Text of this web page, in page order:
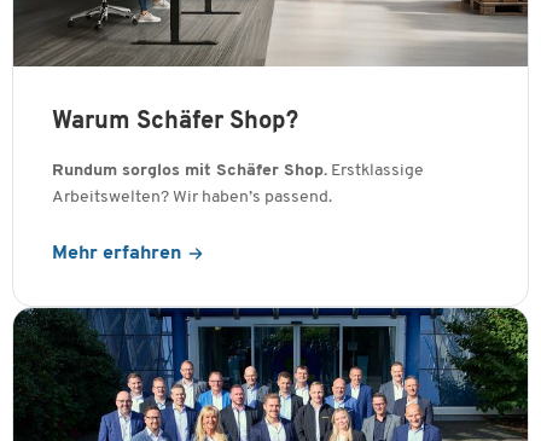
Warum Schäfer Shop?
Rundum sorglos mit Schäfer Shop. Erstklassige
Arbeitswelten? Wir haben’s passend.
Mehr erfahren